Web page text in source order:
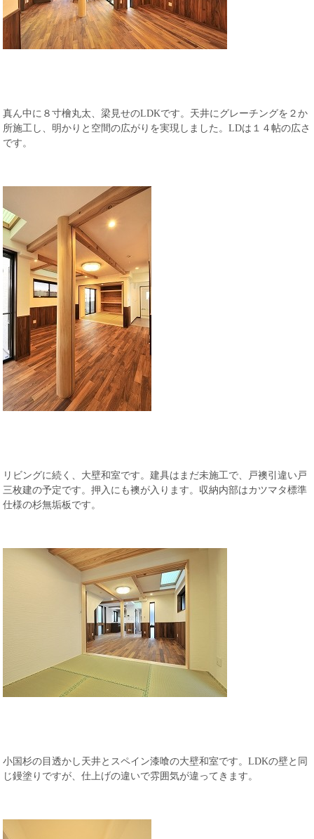
真ん中に８寸檜丸太、梁見せのLDKです。天井にグレーチングを２か
所施工し、明かりと空間の広がりを実現しました。LDは１４帖の広さ
です。
リビングに続く、大壁和室です。建具はまだ未施工で、戸襖引違い戸
三枚建の予定です。押入にも襖が入ります。収納内部はカツマタ標準
仕様の杉無垢板です。
小国杉の目透かし天井とスペイン漆喰の大壁和室です。LDKの壁と同
じ鏝塗りですが、仕上げの違いで雰囲気が違ってきます。